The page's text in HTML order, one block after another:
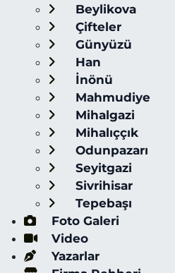
Beylikova
Çifteler
Günyüzü
Han
İnönü
Mahmudiye
Mihalgazi
Mihalıççık
Odunpazarı
Seyitgazi
Sivrihisar
Tepebaşı
Foto Galeri
Video
Yazarlar